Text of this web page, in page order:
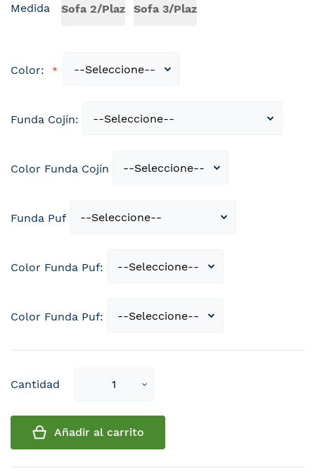
Medida Sofa 2/Plaz Sofa 3/Plaz
Color:
Funda Cojín:
Color Funda Cojín
Funda Puf
Color Funda Puf:
Color Funda Puf:
Cantidad
Select
Añadir al carrito